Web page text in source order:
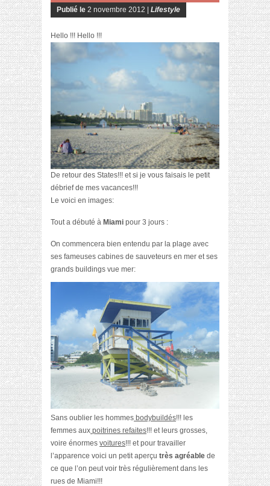
Publié le 2 novembre 2012 | Lifestyle
Hello !!! Hello !!!
De retour des States!!! et si je vous faisais le petit
débrief de mes vacances!!!
Le voici en images:
Tout a débuté à Miami pour 3 jours :
On commencera bien entendu par la plage avec
ses fameuses cabines de sauveteurs en mer et ses
grands buildings vue mer:
Sans oublier les hommes bodybuildés!!! les
femmes aux poitrines refaites!!! et leurs grosses,
voire énormes voitures!!! et pour travailler
l’apparence voici un petit aperçu très agréable de
ce que l’on peut voir très régulièrement dans les
rues de Miami!!!